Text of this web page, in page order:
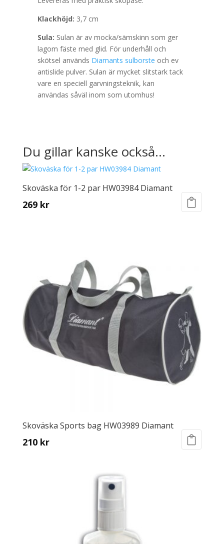
Klackhöjd: 3,7 cm
Sula: Sulan är av mocka/sämskinn som ger
lagom fäste med glid. För underhåll och
skötsel används Diamants sulborste och ev
antislide pulver. Sulan är mycket slitstark tack
vare en speciell garvningsteknik, kan
användas såväl inom som utomhus!
Du gillar kanske också…
Skoväska för 1-2 par HW03984 Diamant
269 kr
Skoväska Sports bag HW03989 Diamant
210 kr